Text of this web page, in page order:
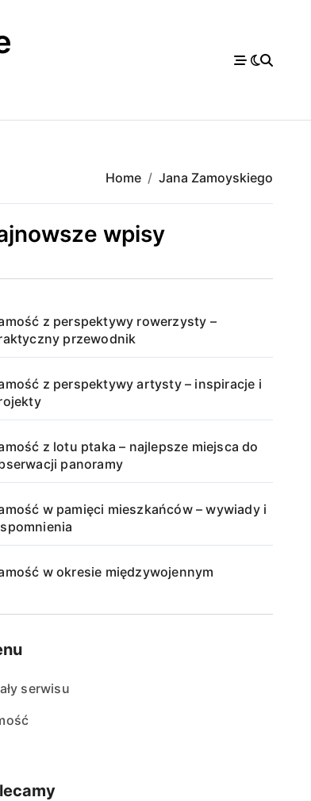
Home Jana Zamoyskiego
wpisy
z perspektywy rowerzysty –
przewodnik
z perspektywy artysty – inspiracje i
z lotu ptaka – najlepsze miejsca do
panoramy
w pamięci mieszkańców – wywiady i
w okresie międzywojennym
serwisu